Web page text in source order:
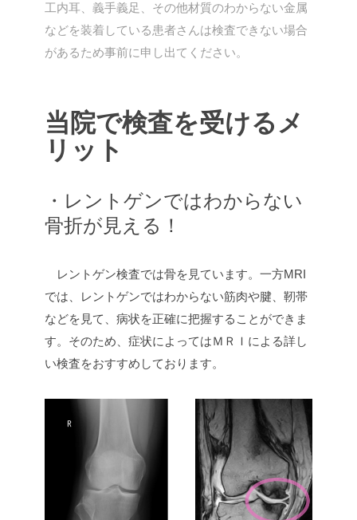
工内耳、義手義足、その他材質のわからない金属
などを装着している患者さんは検査できない場合
があるため事前に申し出てください。
当院で検査を受けるメ
リット
・レントゲンではわからない
骨折が見える！
レントゲン検査では骨を見ています。一方MRI
では、レントゲンではわからない筋肉や腱、靭帯
などを見て、病状を正確に把握することができま
す。そのため、症状によってはＭＲＩによる詳し
い検査をおすすめしております。